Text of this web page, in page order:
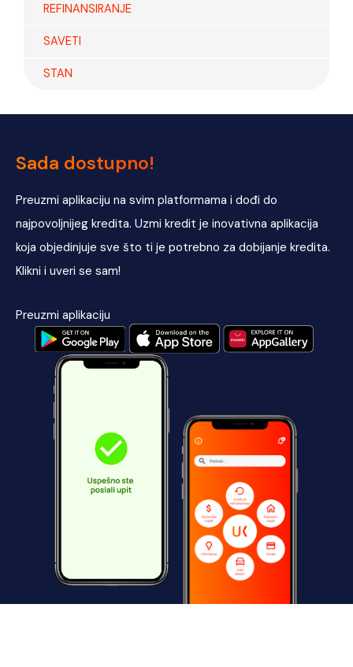
REFINANSIRANJE
SAVETI
STAN
Sada dostupno!
Preuzmi aplikaciju na svim platformama i dođi do
najpovoljnijeg kredita. Uzmi kredit je inovativna aplikacija
koja objedinjuje sve što ti je potrebno za dobijanje kredita.
Klikni i uveri se sam!
Preuzmi aplikaciju